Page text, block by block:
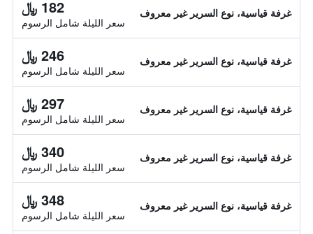
غرفة قياسية، نوع السرير غير معروف 182 ﷼
سعر الليلة شامل الرسوم
غرفة قياسية، نوع السرير غير معروف 246 ﷼
سعر الليلة شامل الرسوم
غرفة قياسية، نوع السرير غير معروف 297 ﷼
سعر الليلة شامل الرسوم
غرفة قياسية، نوع السرير غير معروف 340 ﷼
سعر الليلة شامل الرسوم
غرفة قياسية، نوع السرير غير معروف 348 ﷼
سعر الليلة شامل الرسوم